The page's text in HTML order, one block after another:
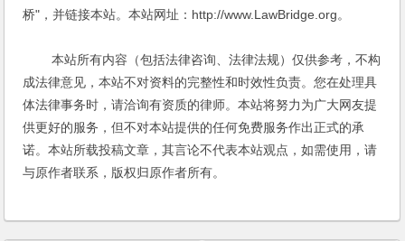
桥"，并链接本站。本站网址：http://www.LawBridge.org。
本站所有内容（包括法律咨询、法律法规）仅供参考，不构
成法律意见，本站不对资料的完整性和时效性负责。您在处理具
体法律事务时，请洽询有资质的律师。本站将努力为广大网友提
供更好的服务，但不对本站提供的任何免费服务作出正式的承
诺。本站所载投稿文章，其言论不代表本站观点，如需使用，请
与原作者联系，版权归原作者所有。